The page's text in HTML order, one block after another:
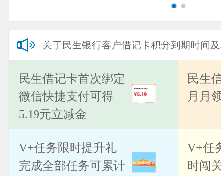
关于民生银行客户借记卡积分到期时间
公告
民生借记卡首次绑定
微信快捷支付可得
5.19元立减金
民生
月月
V+任务限时提升礼
完成全部任务可累计
V+任
时闯